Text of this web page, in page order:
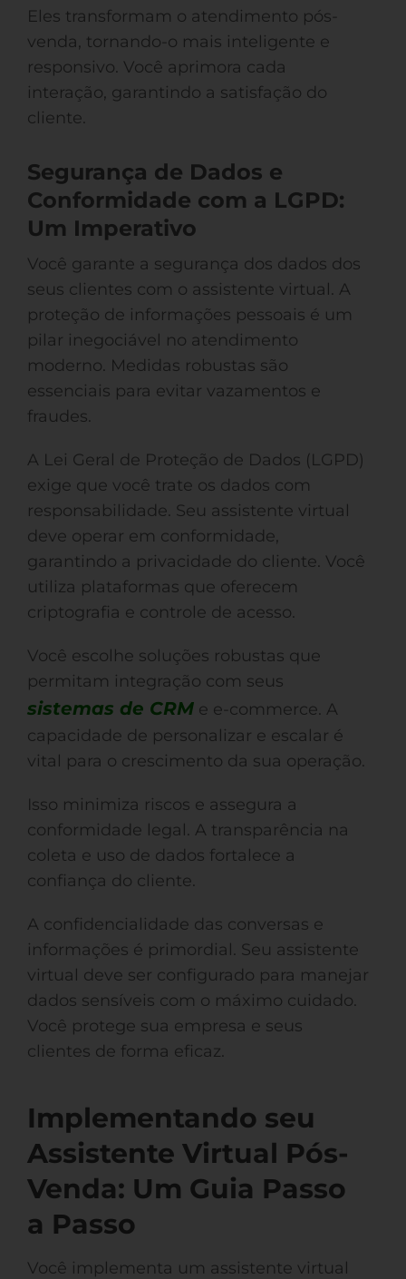
Eles transformam o atendimento pós-
venda, tornando-o mais inteligente e
responsivo. Você aprimora cada
interação, garantindo a satisfação do
cliente.
Segurança de Dados e
Conformidade com a LGPD:
Um Imperativo
Você garante a segurança dos dados dos
seus clientes com o assistente virtual. A
proteção de informações pessoais é um
pilar inegociável no atendimento
moderno. Medidas robustas são
essenciais para evitar vazamentos e
fraudes.
A Lei Geral de Proteção de Dados (LGPD)
exige que você trate os dados com
responsabilidade. Seu assistente virtual
deve operar em conformidade,
garantindo a privacidade do cliente. Você
utiliza plataformas que oferecem
criptografia e controle de acesso.
Você escolhe soluções robustas que
permitam integração com seus
sistemas de CRM e e-commerce. A
capacidade de personalizar e escalar é
vital para o crescimento da sua operação.
Isso minimiza riscos e assegura a
conformidade legal. A transparência na
coleta e uso de dados fortalece a
confiança do cliente.
A confidencialidade das conversas e
informações é primordial. Seu assistente
virtual deve ser configurado para manejar
dados sensíveis com o máximo cuidado.
Você protege sua empresa e seus
clientes de forma eficaz.
Implementando seu
Assistente Virtual Pós-
Venda: Um Guia Passo
a Passo
Você implementa um assistente virtual